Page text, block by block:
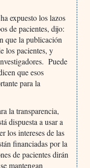
expuesto los lazos
de pacientes, dijo:
que la publicación
los pacientes, y
Puede
que esos
para la
la transparencia,
dispuesta a usar a
los intereses de las
financiadas por la
de pacientes dirán
mantengan